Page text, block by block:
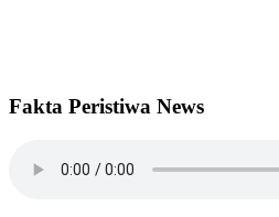
Fakta Peristiwa News